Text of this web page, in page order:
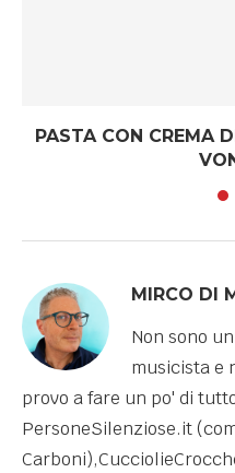
PASTA CON CREMA
MIRCO DI
Non sono
musicista e
provo a fare un po' di
PersoneSilenziose.it